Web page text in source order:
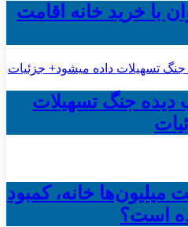
با خرید خانه اقامت
دیده جنگ تسهیلات
میلیون‌ها خانه، کمبود
است؟